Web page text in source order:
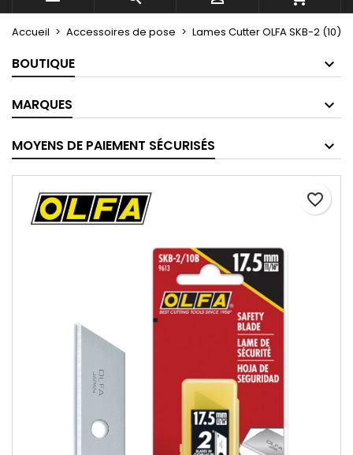
Accueil Accessoires de pose Lames Cutter OLFA SKB-2 (10)
BOUTIQUE
MARQUES
MOYENS DE PAIEMENT SÉCURISÉS
favorite_border